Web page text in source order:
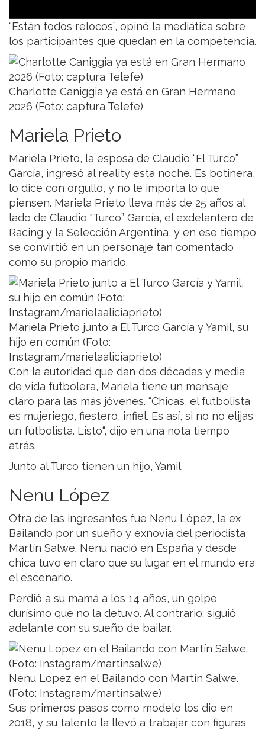
“Están todos relocos”, opinó la mediática sobre
los participantes que quedan en la competencia.
Charlotte Caniggia ya está en Gran Hermano
2026 (Foto: captura Telefe)
Mariela Prieto
Mariela Prieto, la esposa de Claudio “El Turco”
García, ingresó al reality esta noche. Es botinera,
lo dice con orgullo, y no le importa lo que
piensen. Mariela Prieto lleva más de 25 años al
lado de Claudio “Turco” García, el exdelantero de
Racing y la Selección Argentina, y en ese tiempo
se convirtió en un personaje tan comentado
como su propio marido.
Mariela Prieto junto a El Turco García y Yamil, su
hijo en común (Foto:
Instagram/marielaaliciaprieto)
Con la autoridad que dan dos décadas y media
de vida futbolera, Mariela tiene un mensaje
claro para las más jóvenes. “Chicas, el futbolista
es mujeriego, fiestero, infiel. Es así, si no no elijas
un futbolista. Listo“, dijo en una nota tiempo
atrás.
Junto al Turco tienen un hijo, Yamil.
Nenu López
Otra de las ingresantes fue Nenu López, la ex
Bailando por un sueño y exnovia del periodista
Martín Salwe. Nenu nació en España y desde
chica tuvo en claro que su lugar en el mundo era
el escenario.
Perdió a su mamá a los 14 años, un golpe
durísimo que no la detuvo. Al contrario: siguió
adelante con su sueño de bailar.
Nenu Lopez en el Bailando con Martín Salwe.
(Foto: Instagram/martinsalwe)
Sus primeros pasos como modelo los dio en
2018, y su talento la llevó a trabajar con figuras